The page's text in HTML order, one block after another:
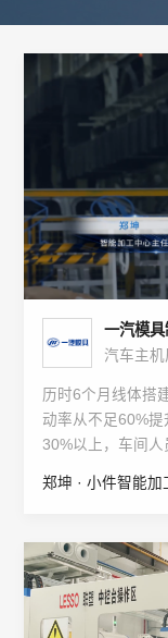
一汽模具
汽车主
历时6个月线体搭
动率从不足60%
30%以上，车间
在多方面达成了行
郑坤 · 小件智能加